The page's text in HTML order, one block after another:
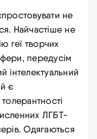
не
Найчастіше не
геї творчих
передусім
інтелектуальний
є
ЛГБТ-
Одягаються